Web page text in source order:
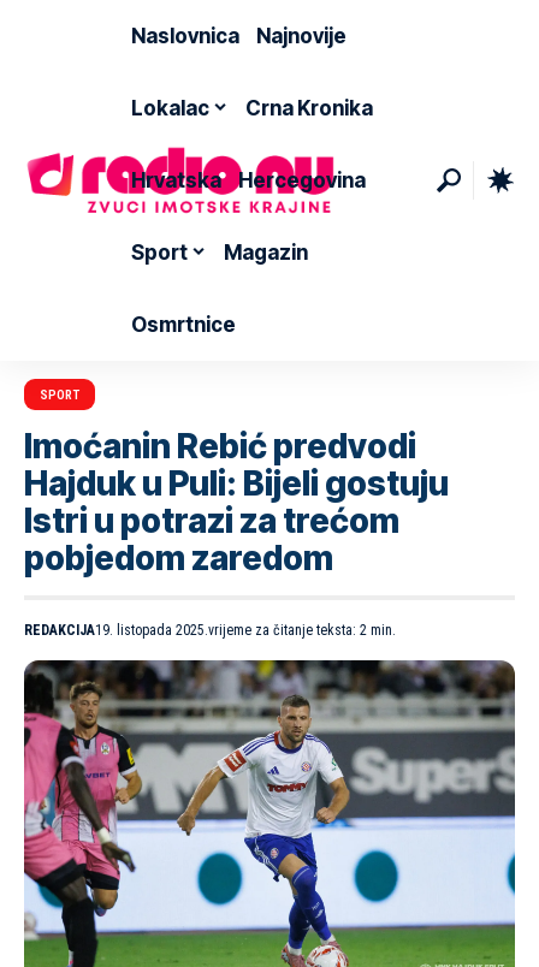
Naslovnica Najnovije
Lokalac Crna Kronika
Hrvatska Hercegovina
Sport Magazin
Osmrtnice
SPORT
Imoćanin Rebić predvodi
Hajduk u Puli: Bijeli gostuju
Istri u potrazi za trećom
pobjedom zaredom
REDAKCIJA19. listopada 2025.vrijeme za čitanje teksta: 2 min.